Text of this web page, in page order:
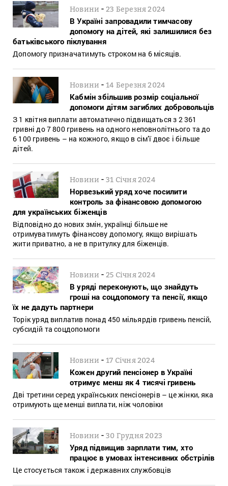
Новини -23 Березня 2024
В Україні запровадили тимчасову
допомогу на дітей, які залишилися без
батьківського піклування
Допомогу призначатимуть строком на 6 місяців.
Новини -14 Березня 2024
Кабмін збільшив розмір соціальної
допомоги дітям загиблих добровольців
З 1 квітня виплати автоматично підвищаться з 2 361
гривні до 7 800 гривень на одного неповнолітнього та до
6 100 гривень – на кожного, якщо в сім’ї двоє і більше
дітей.
Новини -31 Січня 2024
Норвезький уряд хоче посилити
контроль за фінансовою допомогою
для українських біженців
Відповідно до нових змін, українці більше не
отримуватимуть фінансову допомогу, якщо вирішать
жити приватно, а не в притулку для біженців.
Новини -25 Січня 2024
В уряді переконують, що знайдуть
гроші на соцдопомогу та пенсії, якщо
їх не дадуть партнери
Торік уряд виплатив понад 450 мільярдів гривень пенсій,
субсидій та соцдопомоги
Новини -17 Січня 2024
Кожен другий пенсіонер в Україні
отримує менш як 4 тисячі гривень
Дві третини серед українських пенсіонерів – це жінки, яка
отримують ще менші виплати, ніж чоловіки
Новини -30 Грудня 2023
Уряд підвищив зарплати тим, хто
працює в умовах інтенсивних обстрілів
Це стосується також і державних службовців